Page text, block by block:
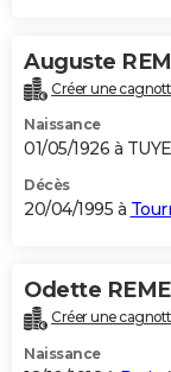
Auguste
Créer une
Naissance
01/05/1926 à
Décès
20/04/1995 à
Odette
Créer une
Naissance